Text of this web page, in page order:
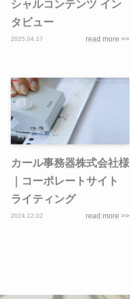
シャルコンテンツ イン
タビュー
2025.04.17
カール事務器株式会社様
｜コーポレートサイト
ライティング
2024.12.02